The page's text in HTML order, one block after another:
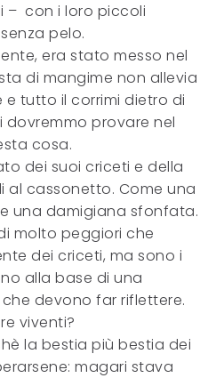
– con i loro piccoli
pelo.
era stato messo nel
di mangime non allevia
tutto il corrimi dietro di
provare nel
cosa.
dei suoi criceti e della
cassonetto. Come una
una damigiana sfonfata.
molto peggiori che
dei criceti, ma sono i
alla base di una
devono far riflettere.
viventi?
la bestia più bestia dei
magari stava